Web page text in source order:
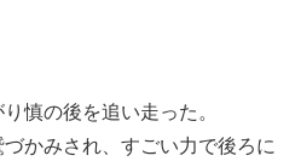
慎の後を追い走った。
かみされ、すごい力で後ろに